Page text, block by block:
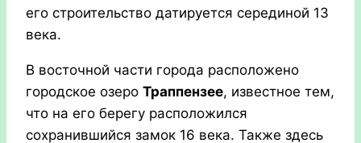
его строительство датируется серединой 13
века.
В восточной части города расположено
городское озеро Траппензее, известное тем,
что на его берегу расположился
сохранившийся замок 16 века. Также здесь